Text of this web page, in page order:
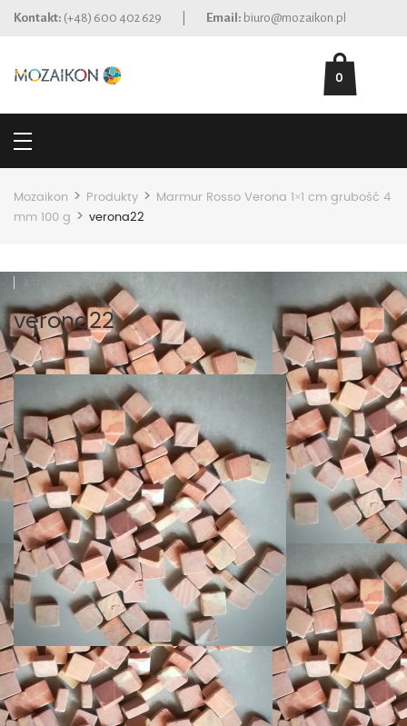
Kontakt: (+48) 600 402 629 Email: biuro@mozaikon.pl
0
Mozaikon > Produkty >
Marmur Rosso Verona 1×1 cm grubość 4
mm 100 g
> verona22
2.11.2018
verona22